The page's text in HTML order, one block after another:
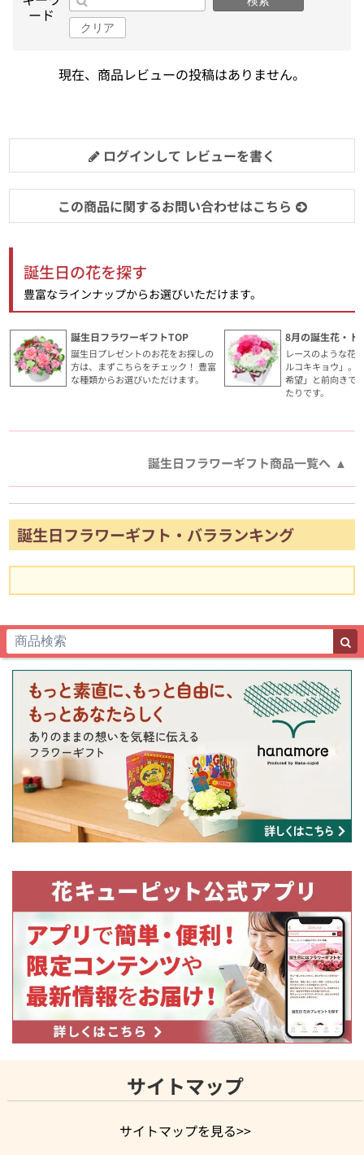
ード
クリア
現在、商品レビューの投稿はありません。
ログインして レビューを書く
この商品に関するお問い合わせはこちら
誕生日の花を探す
豊富なラインナップからお選びいただけます。
誕生日フラワーギフトTOP
誕生日プレゼントのお花をお探しの
方は、まずこちらをチェック！ 豊富
な種類からお選びいただけます。
8月の誕生花・ト
レースのような花
ルコキキョウ」。
希望」と前向きで
たりです。
誕生日フラワーギフト商品一覧へ
誕生日フラワーギフト・バラランキング
サイトマップ
サイトマップを見る>>